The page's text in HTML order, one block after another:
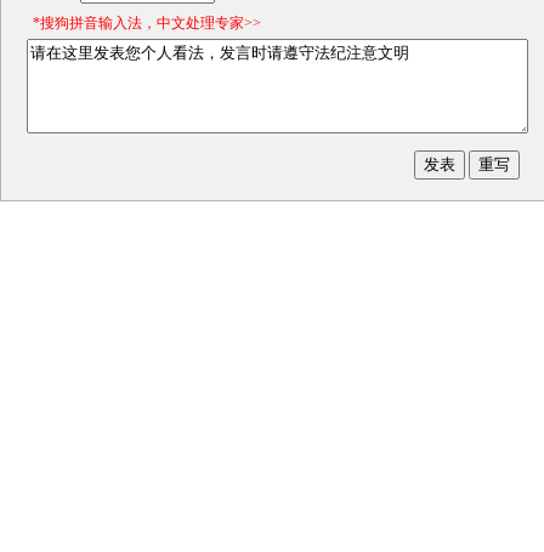
*搜狗拼音输入法，中文处理专家>>